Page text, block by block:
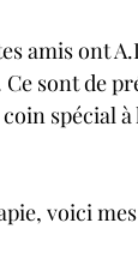
amis ont
sont de
spécial
voici